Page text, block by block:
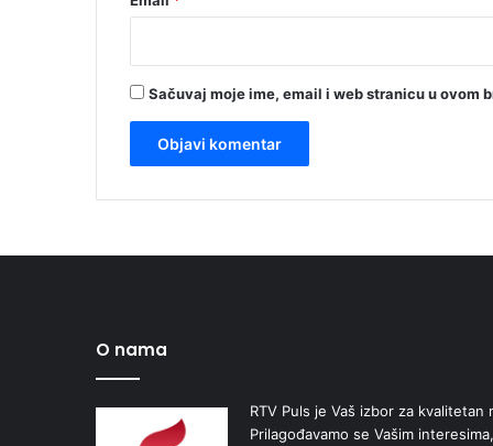
Sačuvaj moje ime, email i web stranicu u ovom
O nama
RTV Puls je Vaš izbor za
Prilagođavamo se Vašim